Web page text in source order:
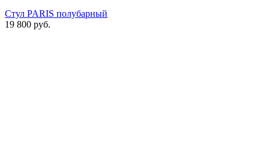
Стул PARIS полубарный
19 800 руб.